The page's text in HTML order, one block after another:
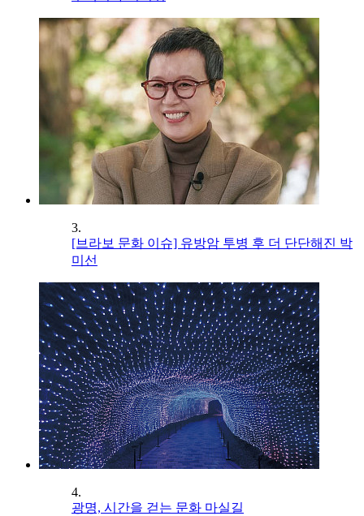
3.
[브라보 문화 이슈] 유방암 투병 후 더 단단해진 박
미선
4.
광명, 시간을 걷는 문화 마실길